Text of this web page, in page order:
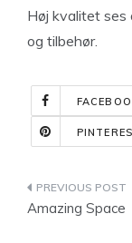
Høj kvalitet ses
og tilbehør.
Amazing Space